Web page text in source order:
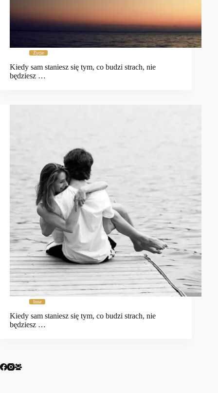
Życie
Kiedy sam staniesz się tym, co budzi strach, nie
będziesz …
Inne
Kiedy sam staniesz się tym, co budzi strach, nie
będziesz …